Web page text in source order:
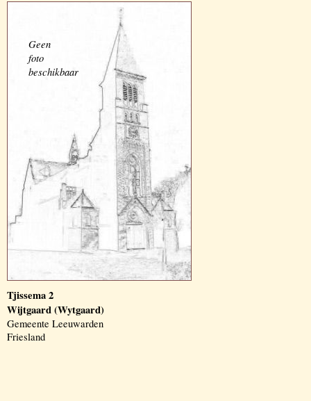
Geen
foto
beschikbaar
Tjissema 2
Wijtgaard (Wytgaard)
Gemeente Leeuwarden
Friesland